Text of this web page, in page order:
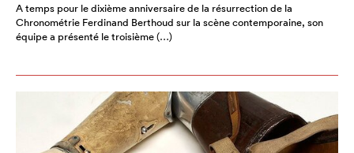
A temps pour le dixième anniversaire de la résurrection de la
Chronométrie Ferdinand Berthoud sur la scène contemporaine, son
équipe a présenté le troisième (…)